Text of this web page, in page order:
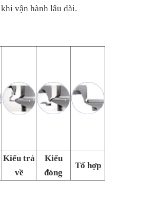
vận hành lâu dài.
Kiểu trả
về
Kiểu
đóng
Tổ hợp